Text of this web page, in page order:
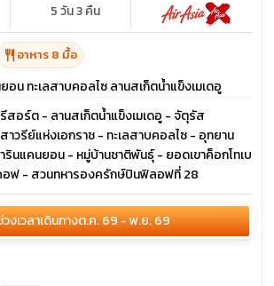
5 วัน 3 คืน
restaurant อาหาร 8 มื้อ
อน ทะเลสาบคอลไซ ลานสเก็ตน้ำแข็งเมเดอู
สอร์ต - ลานสเก็ตน้ำแข็งเมเดอู - จัตุรัส
วรีย์แห่งเอกราช - ทะเลสาบคอลไซ - อุทยาน
รินแคนยอน - หมู่บ้านชาติพันธุ์ - ยอดเขาค็อกโทเบ
อฟ - สวนทหารองครักษ์ปินฟิลอฟที่ 28
งเวลาเดินทางต.ค. 69 - พ.ย. 69